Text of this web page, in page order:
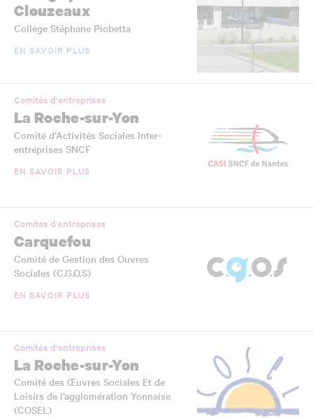
Clouzeaux
Collège Stéphane Piobetta
EN SAVOIR PLUS
Comités d'entreprises
La Roche-sur-Yon
Comité d’Activités Sociales Inter-
entreprises SNCF
EN SAVOIR PLUS
Comités d'entreprises
Carquefou
Comité de Gestion des Ouvres
Sociales (C.G.O.S)
EN SAVOIR PLUS
Comités d'entreprises
La Roche-sur-Yon
Comité des Œuvres Sociales Et de
Loisirs de l’agglomération Yonnaise
(COSEL)